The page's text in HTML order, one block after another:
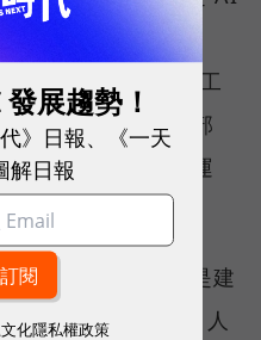
內容及角色定義，
定好角色、權限與工
時內完成調校與部
同的治理框架下運
開發工具，而是建
需要什麼樣的 AI 人
展趨勢！
》日報、《一天
解日報
化隱私權政策